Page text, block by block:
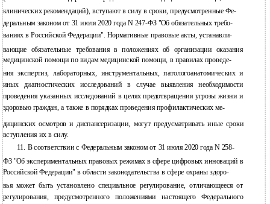
клинических рекомендаций), вступают в силу в сроки, предусмотренные Фе-
деральным законом от 31 июля 2020 года N 247-ФЗ "Об обязательных требо-
ваниях в Российской Федерации". Нормативные правовые акты, устанавли-
вающие обязательные требования в положениях об организации оказания
медицинской помощи по видам медицинской помощи, в правилах проведе-
ния экспертиз, лабораторных, инструментальных, патологоанатомических и
иных диагностических исследований в случае выявления необходимости
проведения указанных исследований в целях предотвращения угрозы жизни и
здоровью граждан, а также в порядках проведения профилактических ме-
дицинских осмотров и диспансеризации, могут предусматривать иные сроки
вступления их в силу.
11. В соответствии с Федеральным законом от 31 июля 2020 года N 258-
ФЗ "Об экспериментальных правовых режимах в сфере цифровых инноваций в
Российской Федерации" в области законодательства в сфере охраны здоро-
вья может быть установлено специальное регулирование, отличающееся от
регулирования, предусмотренного положениями настоящего Федерального